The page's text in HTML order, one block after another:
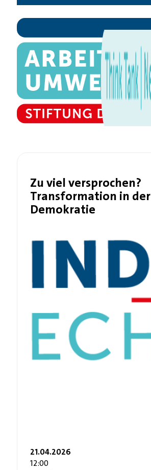
Zu viel versprochen?
Transformation in der
Demokratie
21.04.2026
12:00